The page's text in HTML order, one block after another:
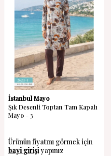
İstanbul Mayo
Şık Desenli Toptan Tam Kapalı
Mayo - 3
Ürünün fiyatını görmek için
bayi girişiyapınız